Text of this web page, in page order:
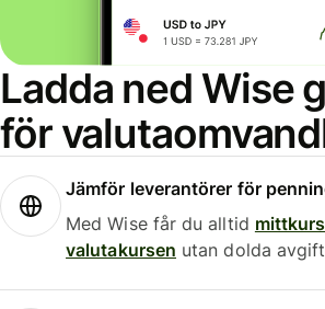
Ladda ned Wise
för
Jämför leverantörer för
Med Wise får du alltid
valutakursen utan dolda